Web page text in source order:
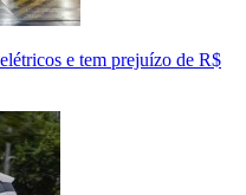
e tem prejuízo de R$